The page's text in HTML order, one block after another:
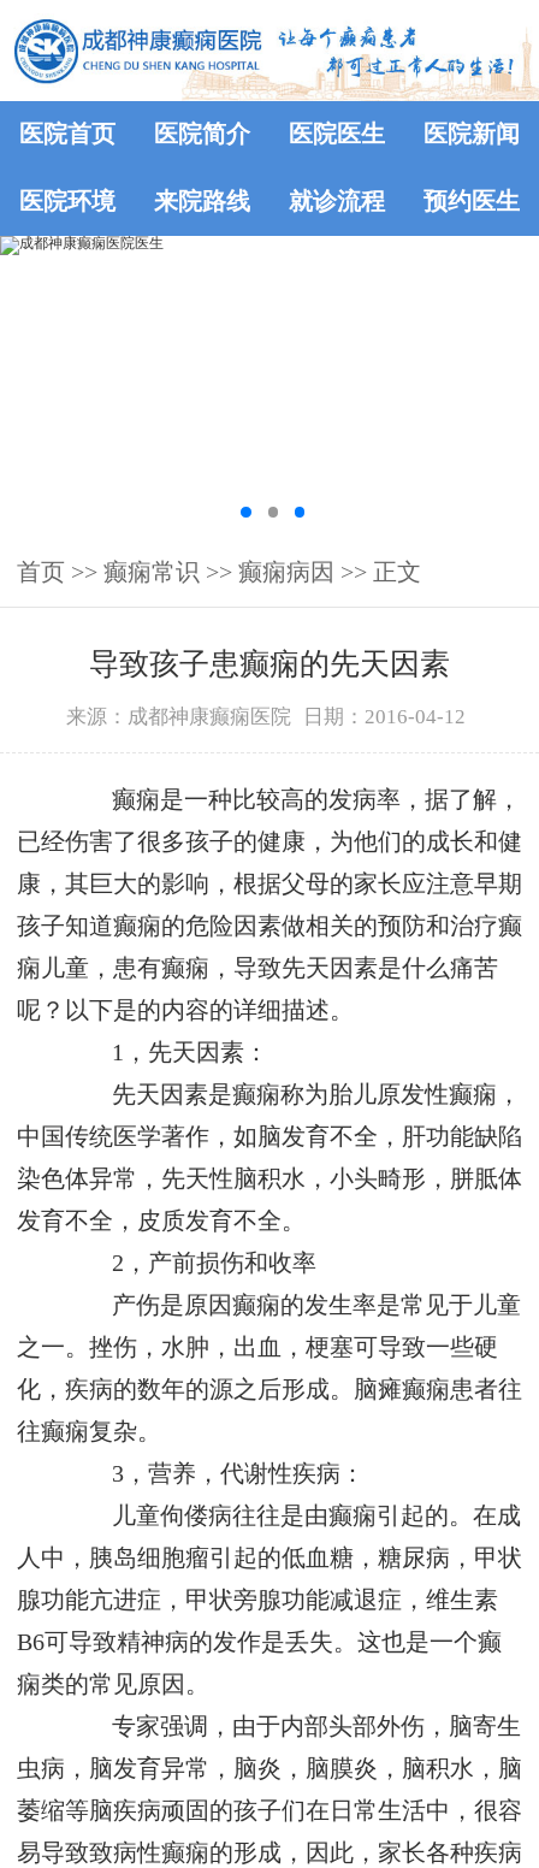
医院首页 医院简介 医院医生 医院新闻
医院环境 来院路线 就诊流程 预约医生
首页 >> 癫痫常识 >> 癫痫病因 >> 正文
导致孩子患癫痫的先天因素
来源：成都神康癫痫医院 日期：2016-04-12
癫痫是一种比较高的发病率，据了解，
已经伤害了很多孩子的健康，为他们的成长和健
康，其巨大的影响，根据父母的家长应注意早期
孩子知道癫痫的危险因素做相关的预防和治疗癫
痫儿童，患有癫痫，导致先天因素是什么痛苦
呢？以下是的内容的详细描述。
1，先天因素：
先天因素是癫痫称为胎儿原发性癫痫，
中国传统医学著作，如脑发育不全，肝功能缺陷
染色体异常，先天性脑积水，小头畸形，胼胝体
发育不全，皮质发育不全。
2，产前损伤和收率
产伤是原因癫痫的发生率是常见于儿童
之一。挫伤，水肿，出血，梗塞可导致一些硬
化，疾病的数年的源之后形成。脑瘫癫痫患者往
往癫痫复杂。
3，营养，代谢性疾病：
儿童佝偻病往往是由癫痫引起的。在成
人中，胰岛细胞瘤引起的低血糖，糖尿病，甲状
腺功能亢进症，甲状旁腺功能减退症，维生素
B6可导致精神病的发作是丢失。这也是一个癫
痫类的常见原因。
专家强调，由于内部头部外伤，脑寄生
虫病，脑发育异常，脑炎，脑膜炎，脑积水，脑
萎缩等脑疾病顽固的孩子们在日常生活中，很容
易导致致病性癫痫的形成，因此，家长各种疾病